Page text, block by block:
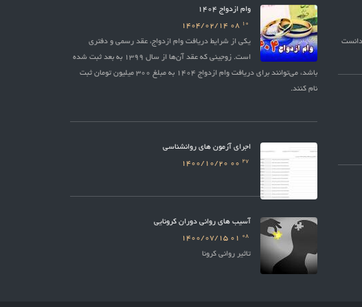
وام ازدواج 1404
10
1404/02/14
یکی از شرایط دریافت وام ازدواج، عقد رسمی و دفتری
است. زوجینی که عقد آن‌ها از سال 1399 به بعد ثبت شده
باشد، می‌توانند برای دریافت وام ازدواج 1404 به مبلغ 300 میلیون تومان ثبت
نام کنند.
اجرای آزمون های روانشناسی
27
1400/10/20
آسیب های روانی دوران کرونایی
08
1400/07/15
تاثیر روانی کرونا